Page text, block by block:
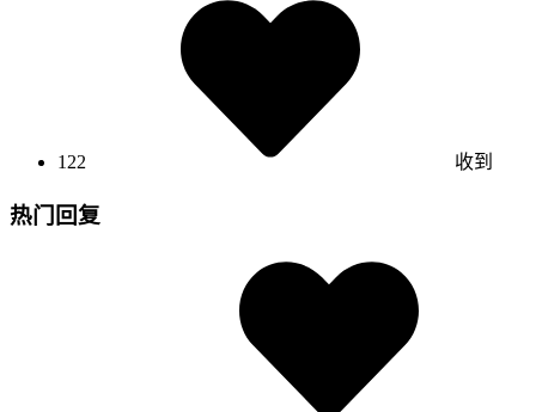
122 收到
热门回复